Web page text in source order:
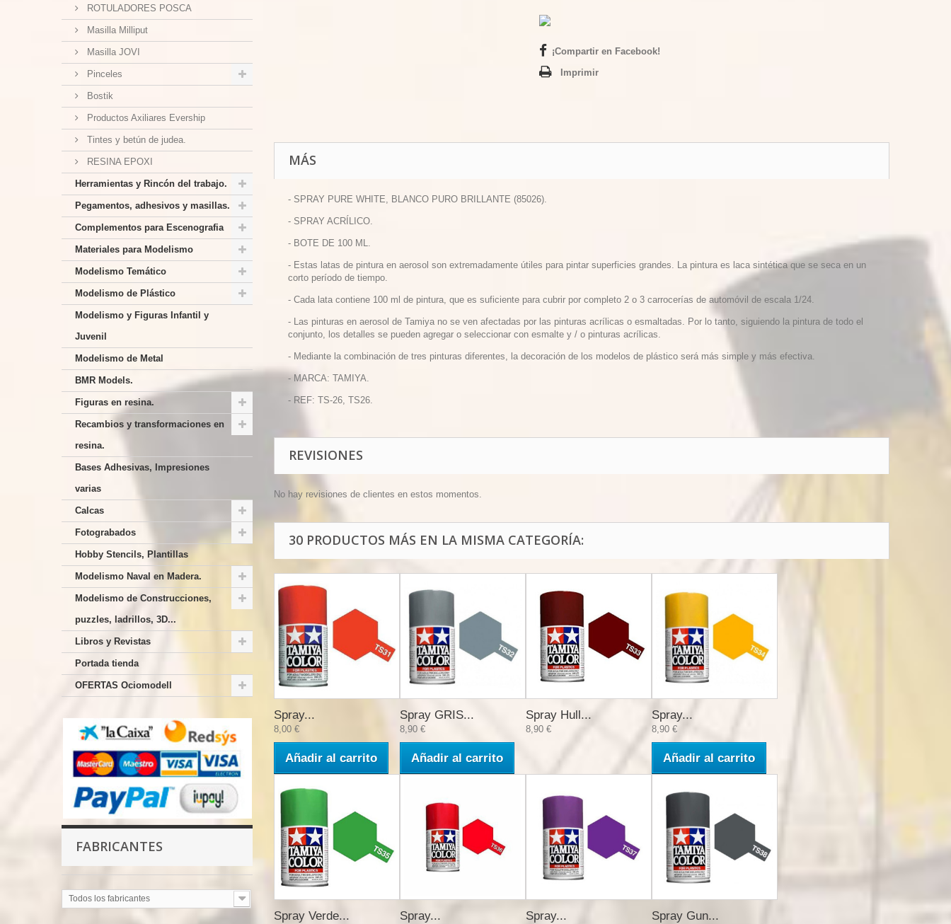
ROTULADORES POSCA
Masilla Milliput
Masilla JOVI
Pinceles
Bostik
Productos Axiliares Evership
Tintes y betún de judea.
RESINA EPOXI
Herramientas y Rincón del trabajo.
Pegamentos, adhesivos y masillas.
Complementos para Escenografia
Materiales para Modelismo
Modelismo Temático
Modelismo de Plástico
Modelismo y Figuras Infantil y
Juvenil
Modelismo de Metal
BMR Models.
Figuras en resina.
Recambios y transformaciones en
resina.
Bases Adhesivas, Impresiones
varias
Calcas
Fotograbados
Hobby Stencils, Plantillas
Modelismo Naval en Madera.
Modelismo de Construcciones,
puzzles, ladrillos, 3D...
Libros y Revistas
Portada tienda
OFERTAS Ociomodell
FABRICANTES
Todos los fabricantes
¡Compartir en Facebook!
Imprimir
MÁS
- SPRAY PURE WHITE, BLANCO PURO BRILLANTE (85026).
- SPRAY ACRÍLICO.
- BOTE DE 100 ML.
- Estas latas de pintura en aerosol son extremadamente útiles para pintar superficies grandes. La pintura es laca sintética que se seca en un
corto período de tiempo.
- Cada lata contiene 100 ml de pintura, que es suficiente para cubrir por completo 2 o 3 carrocerías de automóvil de escala 1/24.
- Las pinturas en aerosol de Tamiya no se ven afectadas por las pinturas acrílicas o esmaltadas. Por lo tanto, siguiendo la pintura de todo el
conjunto, los detalles se pueden agregar o seleccionar con esmalte y / o pinturas acrílicas.
- Mediante la combinación de tres pinturas diferentes, la decoración de los modelos de plástico será más simple y más efectiva.
- MARCA: TAMIYA.
- REF: TS-26, TS26.
REVISIONES
No hay revisiones de clientes en estos momentos.
30 PRODUCTOS MÁS EN LA MISMA CATEGORÍA:
Spray...
8,00 €
Añadir al carrito
Spray GRIS...
8,90 €
Añadir al carrito
Spray Hull...
8,90 €
Spray...
8,90 €
Añadir al carrito
Spray Verde... Spray... Spray... Spray Gun...